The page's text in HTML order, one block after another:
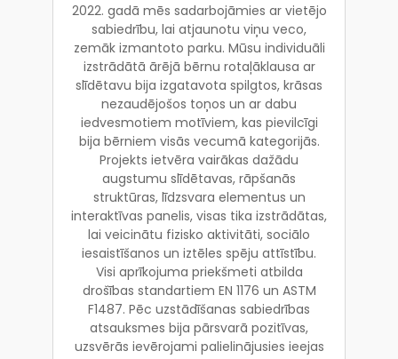
2022. gadā mēs sadarbojāmies ar vietējo
sabiedrību, lai atjaunotu viņu veco,
zemāk izmantoto parku. Mūsu individuāli
izstrādātā ārējā bērnu rotaļāklausa ar
slīdētavu bija izgatavota spilgtos, krāsas
nezaudējošos toņos un ar dabu
iedvesmotiem motīviem, kas pievilcīgi
bija bērniem visās vecumā kategorijās.
Projekts ietvēra vairākas dažādu
augstumu slīdētavas, rāpšanās
struktūras, līdzsvara elementus un
interaktīvas panelis, visas tika izstrādātas,
lai veicinātu fizisko aktivitāti, sociālo
iesaistīšanos un iztēles spēju attīstību.
Visi aprīkojuma priekšmeti atbilda
drošības standartiem EN 1176 un ASTM
F1487. Pēc uzstādīšanas sabiedrības
atsauksmes bija pārsvarā pozitīvas,
uzsvērās ievērojami palielinājusies ieejas